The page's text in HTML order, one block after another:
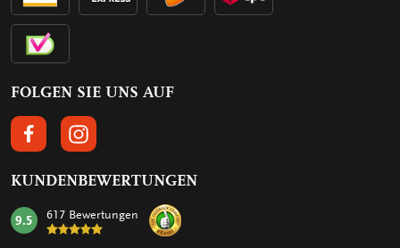
FOLGEN SIE UNS AUF
FOLGEN SIE UNS AUF FACEBOOK
FOLGEN SIE UNS AUF INSTAGRAM
KUNDENBEWERTUNGEN
mark:
9.5 617 Bewertungen